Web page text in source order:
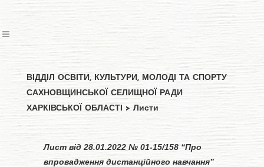
ВІДДІЛ ОСВІТИ, КУЛЬТУРИ, МОЛОДІ ТА СПОРТУ
САХНОВЩИНСЬКОЇ СЕЛИЩНОЇ РАДИ
ХАРКІВСЬКОЇ ОБЛАСТІ > Листи
Лист від 28.01.2022 № 01-15/158 “Про
впровадження дистанційного навчання”